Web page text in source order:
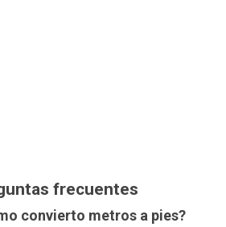
frecuentes
convierto metros a pies?